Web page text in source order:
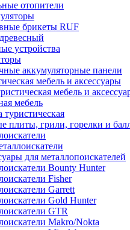
отопители
брикеты RUF
устройства
аккумуляторные панели
мебель и аксессуары
мебель и
мебель
туристическая
плиты, грили, горелки и
для металлопоискателей
Bounty Hunter
Fisher
Garrett
Gold Hunter
GTR
Makro/Nokta